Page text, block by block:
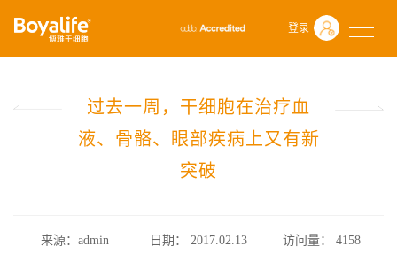
登录
首页 什么是干细胞
前沿动态
过去一周，干细胞在治疗血液、骨骼、眼部疾病上又有新突破
过去一周，干细胞在治疗血
液、骨骼、眼部疾病上又有新
突破
来源：admin 日期： 2017.02.13 访问量：4158